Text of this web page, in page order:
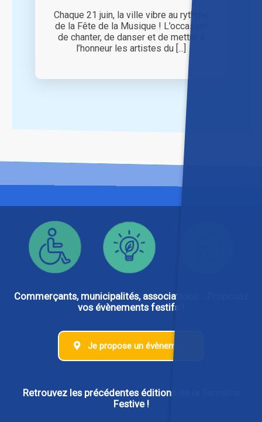
Chaque 21 juin, la ville vibre au rythme
de la Fête de la Musique ! L’occasion
de chanter, de danser et de mettre à
l’honneur les artistes du [...]
Commerçants, municipalités, associations... Proposez
vos évènements festifs !
Je propose un évènement
Retrouvez les précédentes éditions de la Semaine
Festive !